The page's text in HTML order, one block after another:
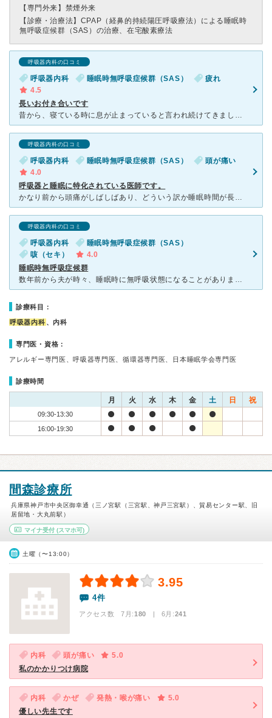
【専門外来】 禁煙外来
【診療・治療法】 CPAP（経鼻的持続陽圧呼吸療法）による睡眠時
無呼吸症候群（SAS）の治療、在宅酸素療法
呼吸器内科の口コミ
呼吸器内科 睡眠時無呼吸症候群（SAS）
疲れ
4.5
長いお付き合いです
昔から、寝ている時に息が止まっていると言われ続けてきました。 特に深酒をした時にひどいようでした。友人などと旅行などに行くとイビキの凄さと途中で止まる呼吸で、周りが不安になり大丈夫かと起こされる始末・
呼吸器内科の口コミ
呼吸器内科 睡眠時無呼吸症候群（SAS）
頭が痛い
4.0
呼吸器と睡眠に特化されている医師です。
かなり前から頭痛がしばしばあり、どういう訳か睡眠時間が長かったり、昼寝をすると頭痛が顕著に現れていました。 睡眠中もイビキがものすごいらしく、自分のイビキで目が覚めることもあったので受診しました。
呼吸器内科の口コミ
呼吸器内科
睡眠時無呼吸症候群（SAS）
咳（セキ）
4.0
睡眠時無呼吸症候群
数年前から夫が時々、睡眠時に無呼吸状態になることがありました。 この半年の間に2度、呼吸ができなくなって苦しくなって飛び起きるという出来事があり、受診しました。 予約していたので（２週間待ちで
診療科目：
呼吸器内科 、内科
専門医・資格：
アレルギー専門医、呼吸器専門医、循環器専門医、日本睡眠学会専門医
診療時間
月 火 水 木 金 土 日 祝
09:30-13:30
16:00-19:30
間森診療所
兵庫県神戸市中央区御幸通（三ノ宮駅（三宮駅、神戸三宮駅）、貿易センター駅、旧
居留地・大丸前駅）
マイナ受付 (スマホ可)
土曜（〜13:00）
3.95
4件
アクセス数 7月:180 | 6月:241
内科 頭が痛い
5.0
私のかかりつけ病院
内科 かぜ 発熱・喉が痛い
5.0
優しい先生です